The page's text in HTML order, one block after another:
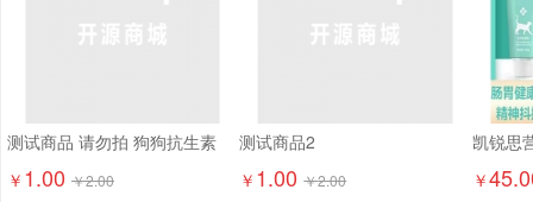
测试商品 请勿拍 狗狗抗生素
￥ 1.00 ￥2.00
测试商品2
￥ 1.00 ￥2.00 ￥